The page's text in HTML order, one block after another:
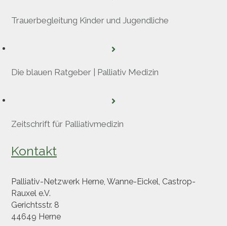
Trauerbegleitung Kinder und Jugendliche
Die blauen Ratgeber | Palliativ Medizin
Zeitschrift für Palliativmedizin
Kontakt
Palliativ-Netzwerk Herne, Wanne-Eickel, Castrop-
Rauxel e.V.
Gerichtsstr. 8
44649 Herne